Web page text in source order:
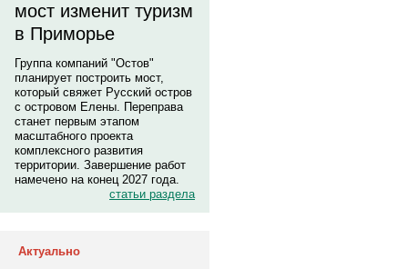
мост изменит туризм
в Приморье
Группа компаний "Остов"
планирует построить мост,
который свяжет Русский остров
с островом Елены. Переправа
станет первым этапом
масштабного проекта
комплексного развития
территории. Завершение работ
намечено на конец 2027 года.
статьи раздела
Актуально